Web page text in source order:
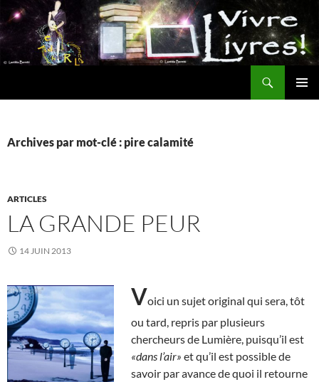
Aller
au
contenu
Archives par mot-clé : pire calamité
ARTICLES
LA GRANDE PEUR
14 JUIN 2013
Voici un sujet original qui sera, tôt
ou tard, repris par plusieurs
chercheurs de Lumière, puisqu’il est
«dans l’air» et qu’il est possible de
savoir par avance de quoi il retourne